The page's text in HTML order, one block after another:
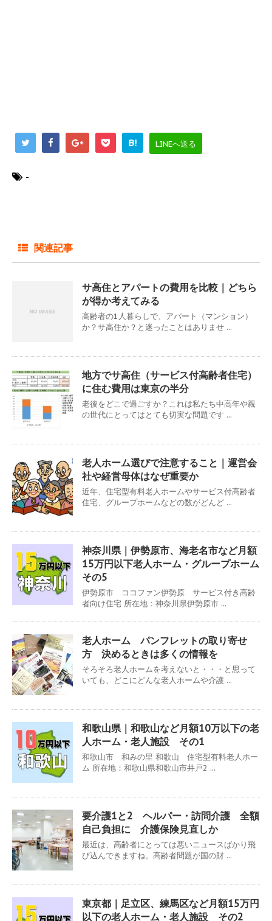
B! LINEへ送る
-
関連記事
サ高住とアパートの費用を比較｜どちら
が得か考えてみる
高齢者の1人暮らしで、アパート（マンション）
か？サ高住か？と迷ったことはありませ ...
地方でサ高住（サービス付高齢者住宅）
に住む費用は東京の半分
老後をどこで過ごすか？これは私たち中高年や親
の世代にとってはとても切実な問題です ...
老人ホーム選びで注意すること｜運営会
社や経営母体はなぜ重要か
近年、住宅型有料老人ホームやサービス付高齢者
住宅、グループホームなどの数がどんど ...
神奈川県｜伊勢原市、海老名市など月額
15万円以下老人ホーム・グループホーム
その5
伊勢原市 ココファン伊勢原 サービス付き高齢
者向け住宅 所在地：神奈川県伊勢原市 ...
老人ホーム パンフレットの取り寄せ
方 決めるときは多くの情報を
そろそろ老人ホームを考えないと・・・と思って
いても、どこにどんな老人ホームや介護 ...
和歌山県｜和歌山など月額10万以下の老
人ホーム・老人施設 その1
和歌山市 和みの里 和歌山 住宅型有料老人ホー
ム 所在地：和歌山県和歌山市井戸2 ...
要介護1と2 ヘルパー・訪問介護 全額
自己負担に 介護保険見直しか
最近は、高齢者にとっては悪いニュースばかり飛
び込んできますね。高齢者問題が国の財 ...
東京都｜足立区、練馬区など月額15万円
以下の老人ホーム・老人施設 その2